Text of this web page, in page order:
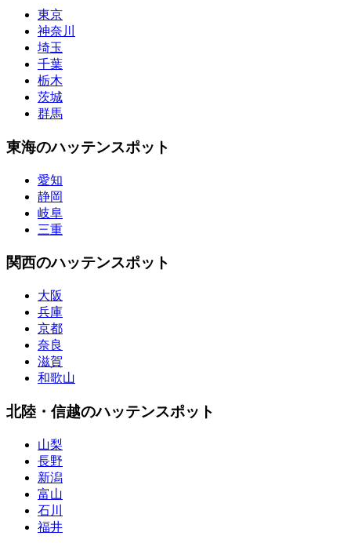
東京
神奈川
埼玉
千葉
栃木
茨城
群馬
東海のハッテンスポット
愛知
静岡
岐阜
三重
関西のハッテンスポット
大阪
兵庫
京都
奈良
滋賀
和歌山
北陸・信越のハッテンスポット
山梨
長野
新潟
富山
石川
福井